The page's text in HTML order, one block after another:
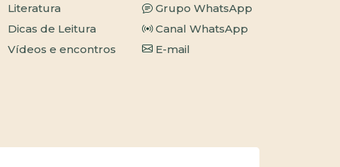
Literatura
Dicas de Leitura
Vídeos e encontros
Grupo WhatsApp
Canal WhatsApp
E-mail